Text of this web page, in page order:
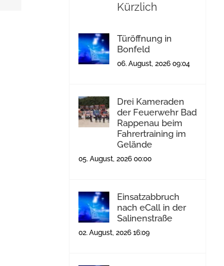
Kürzlich
Türöffnung in
Bonfeld
06. August, 2026 09:04
Drei Kameraden
der Feuerwehr Bad
Rappenau beim
Fahrertraining im
Gelände
05. August, 2026 00:00
Einsatzabbruch
nach eCall in der
Salinenstraße
02. August, 2026 16:09